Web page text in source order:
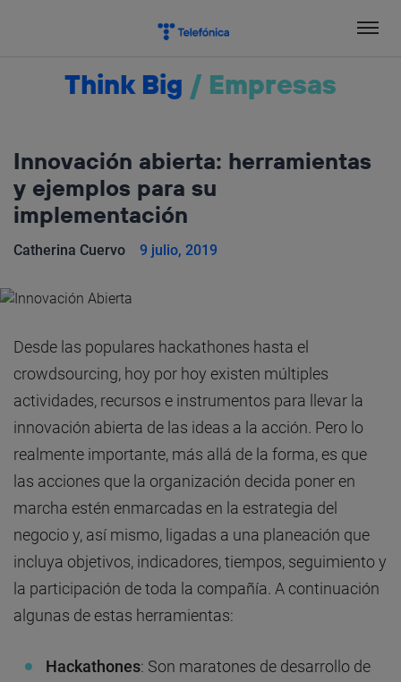
Think Big / Empresas
Innovación abierta: herramientas
y ejemplos para su
implementación
Catherina Cuervo 9 julio, 2019
Desde las populares hackathones hasta el
crowdsourcing, hoy por hoy existen múltiples
actividades, recursos e instrumentos para llevar la
innovación abierta de las ideas a la acción. Pero lo
realmente importante, más allá de la forma, es que
las acciones que la organización decida poner en
marcha estén enmarcadas en la estrategia del
negocio y, así mismo, ligadas a una planeación que
incluya objetivos, indicadores, tiempos, seguimiento y
la participación de toda la compañía. A continuación
algunas de estas herramientas:
Hackathones: Son maratones de desarrollo de